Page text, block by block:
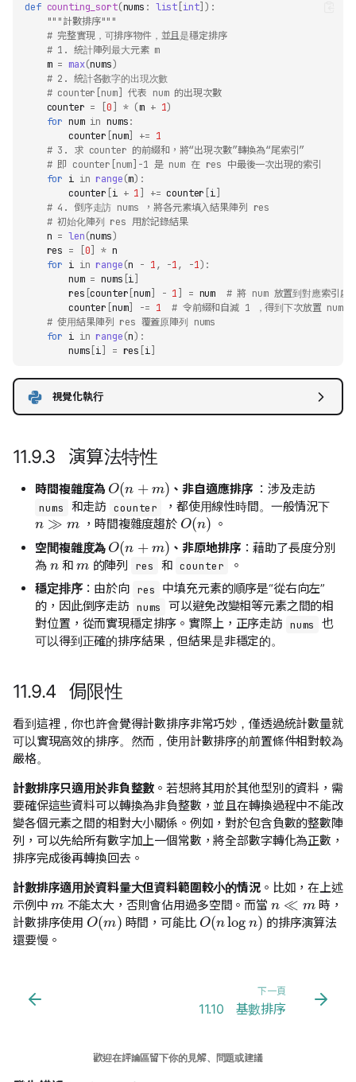
def counting_sort(nums : list [int]):
"""計數排序"""
# 完整實現，可排序物件，並且是穩定排序
# 1. 統計陣列最大元素 m
m = max(nums)
# 2. 統計各數字的出現次數
# counter[num] 代表 num 的出現次數
counter = [0] * (m + 1)
for num in nums:
counter [num] += 1
# 3. 求 counter 的前綴和，將“出現次數”轉換為“尾索引”
# 即 counter[num]-1 是 num 在 res 中最後一次出現的索引
for i in range(m):
counter [i + 1] += counter [i]
# 4. 倒序走訪 nums ，將各元素填入結果陣列 res
# 初始化陣列 res 用於記錄結果
n = len(nums)
res = [0] * n
for i in range(n - 1, -1, -1):
num = nums [i]
res [counter [num] - 1] = num
# 將 num 放置到對應索引處
counter [num] -= 1
# 令前綴和自減 1 ，得到下次放置 num
# 使用結果陣列 res 覆蓋原陣列 nums
for i in range(n):
nums [i] = res [i]
視覺化執行
11.9.3 演算法特性
時間複雜度為
O ( m
、非自適應排序 ：涉及走訪
nums 和走訪 counter ，都使用線性時間。一般情況下
n≫ m
，時間複雜度趨於
O(n)
。
空間複雜度為
O(n+m)
、非原地排序 ：藉助了長度分別
為
n
和
m
的陣列 res 和 counter
。
穩定排序：由於向 res
中填充元素的順序是“從右向左”
的，因此倒序走訪 nums
可以避免改變相等元素之間的相
對位置，從而實現穩定排序。實際上，正序走訪 nums
也
可以得到正確的排序結果，但結果是非穩定的。
11.9.4 侷限性
看到這裡，你也許會覺得計數排序非常巧妙，僅透過統計數量就
可以實現高效的排序。然而，使用計數排序的前置條件相對較為
嚴格。
計數排序只適用於非負整數 。若想將其用於其他型別的資料，需
要確保這些資料可以轉換為非負整數，並且在轉換過程中不能改
變各個元素之間的相對大小關係。例如，對於包含負數的整數陣
列，可以先給所有數字加上一個常數，將全部數字轉化為正數，
排序完成後再轉換回去。
計數排序適用於資料量大但資料範圍較小的情況。比如，在上述
示例中
m
不能太大，否則會佔用過多空間。而當
n≪ m
時，
計數排序使用
O(m )
時間，可能比
O(nlogn)
的排序演算法
還要慢。
下一頁
11.10 基數排序
歡迎在評論區留下你的見解、問題或建議